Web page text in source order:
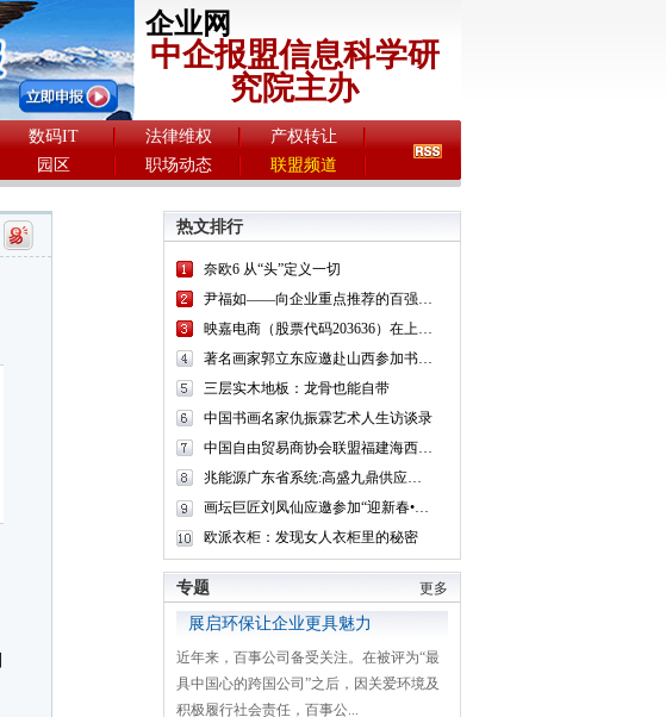
企业网
中企报盟信息科学研
究院主办
数码IT 法律维权
产权转让
园区 职场动态 联盟频道
热文排行
奈欧6 从“头”定义一切
尹福如——向企业重点推荐的百强书画名家
映嘉电商（股票代码203636）在上海股交中心挂牌上市
著名画家郭立东应邀赴山西参加书画迎新系列活动
三层实木地板：龙骨也能自带
中国书画名家仇振霖艺术人生访谈录
中国自由贸易商协会联盟福建海西中心成立
兆能源广东省系统:高盛九鼎供应链股东大会圆满成功召开
画坛巨匠刘凤仙应邀参加“迎新春•我和京津书画家一起做公益”书画展
欧派衣柜：发现女人衣柜里的秘密
更多
专题
展启环保让企业更具魅力
近年来，百事公司备受关注。在被评为“最
具中国心的跨国公司”之后，因关爱环境及
积极履行社会责任，百事公...